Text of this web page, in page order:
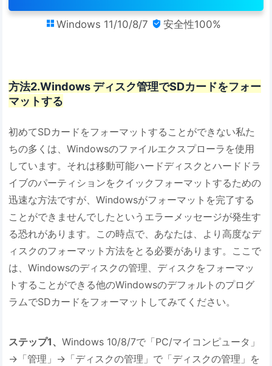
 Windows 11/10/8/7  安全性100%
方法2.Windows ディスク管理でSDカードをフォー
マットする
初めてSDカードをフォーマットすることができない私た
ちの多くは、Windowsのファイルエクスプローラを使用
しています。それは移動可能ハードディスクとハードドラ
イブのパーティションをクイックフォーマットするための
迅速な方法ですが、Windowsがフォーマットを完了する
ことができませんでしたというエラーメッセージが発生す
る恐れがあります。この時点で、あなたは、より高度なデ
ィスクのフォーマット方法をとる必要があります。ここで
は、Windowsのディスクの管理、ディスクをフォーマッ
トすることができる他のWindowsのデフォルトのプログ
ラムでSDカードをフォーマットしてみてください。
ステップ1、Windows 10/8/7で「PC/マイコンピュータ」
→「管理」→「ディスクの管理」で「ディスクの管理」を